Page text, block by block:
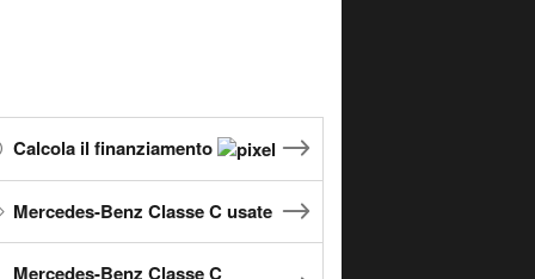
Calcola il finanziamento
Mercedes-Benz Classe C usate
Mercedes-Benz Classe C